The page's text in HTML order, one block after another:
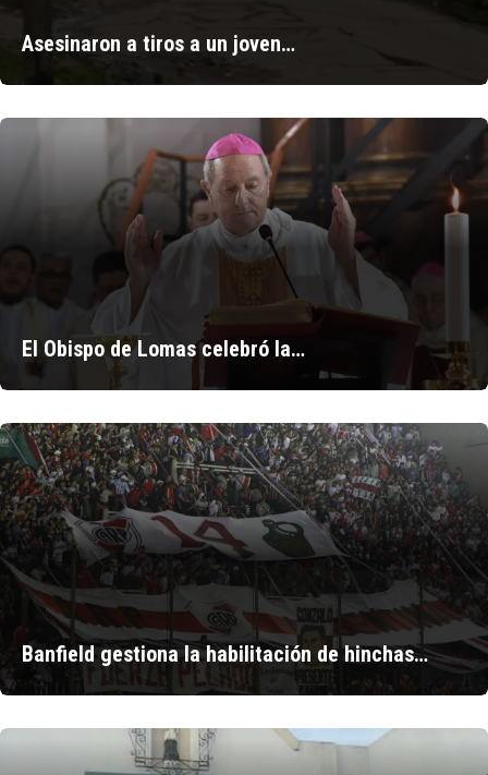
Asesinaron a tiros a un joven…
El Obispo de Lomas celebró la…
Banfield gestiona la habilitación de hinchas…